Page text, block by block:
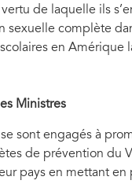
de laquelle ils
sexuelle complète
en Amérique
Ministres
sont engagés à
de prévention du
pays en mettant en